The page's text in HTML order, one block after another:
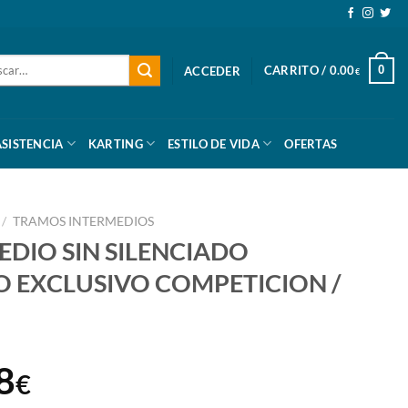
ACCEDER CARRITO / 0.00€ 0
KARTING ESTILO DE VIDA OFERTAS
/ TRAMOS INTERMEDIOS
SIN SILENCIADO
EXCLUSIVO COMPETICION /
€El